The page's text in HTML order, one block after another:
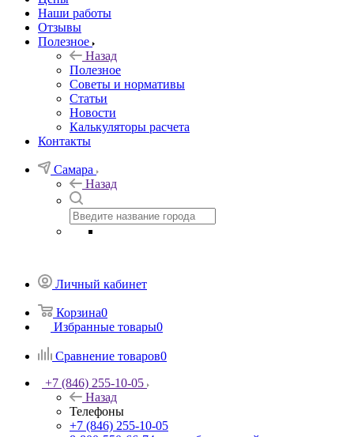
Наши работы
Отзывы
Полезное
Назад
Полезное
Советы и нормативы
Статьи
Новости
Калькуляторы расчета
Контакты
Самара
Назад
Личный кабинет
Корзина0
Избранные товары0
Сравнение товаров0
+7 (846) 255-10-05
Назад
Телефоны
+7 (846) 255-10-05